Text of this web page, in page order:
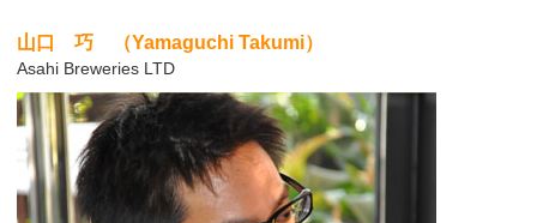
山口 巧 （Yamaguchi Takumi）
Asahi Breweries LTD